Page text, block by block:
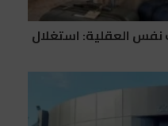
العقلية: استغلال